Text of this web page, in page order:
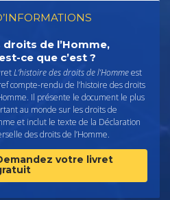
droits de l’Homme,
ce que c’est ?
L’histoire des droits de l’Hommeest
compte-rendu de l’histoire des droits
Il présente le document le plus
au monde sur les droits de
et inclut le texte de la Déclaration
des droits de l’Homme.
votre livret